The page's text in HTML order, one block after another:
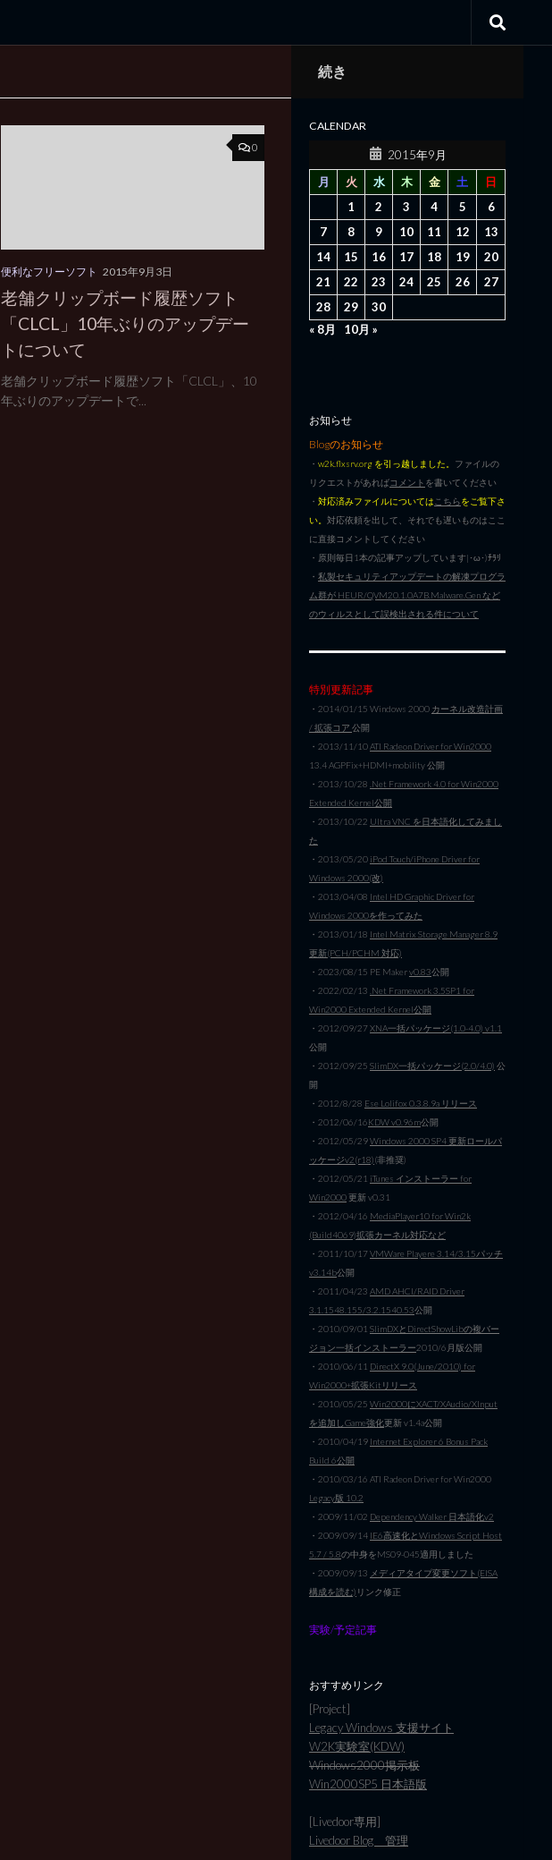
0
便利なフリーソフト 2015年9月3日
老舗クリップボード履歴ソフト
「CLCL」10年ぶりのアップデー
トについて
老舗クリップボード履歴ソフト「CLCL」、10
年ぶりのアップデートで...
続き
CALENDAR
2015年9月
月
火 水 木 金 土
日
1
2 3 4 5
6
7
8 9 10 11 12
13
14
15 16 17 18 19
20
21
22 23 24 25 26
27
28
29
30
« 8月
10月 »
お知らせ
Blogのお知らせ
・ w2k.flxsrv.org を引っ越しました。 ファイルの
リクエストがあればコメント を書いてください
・ 対応済みファイルについては こちらをご覧下さ
い。 対応依頼を出して、それでも遅いものはここ
に直接コメントしてください
・原則毎日1本の記事アップしています|･ω･)ﾁﾗﾘ
・ 私製セキュリティアップデートの解凍プログラ
ム群が HEUR/QVM20.1.0A7B.Malware.Gen など
のウィルスとして誤検出される件について
特別更新記事
・2014/01/15 Windows 2000 カーネル改造計画
/ 拡張コア 公開
・2013/11/10ATI Radeon Driver for Win2000
13.4 AGPFix+HDMI+mobility 公開
・2013/10/28 .Net Framework 4.0 for Win2000
Extended Kernel公開
・2013/10/22 Ultra VNC を日本語化してみまし
た
・2013/05/20 iPod Touch/iPhone Driver for
Windows 2000(改)
・2013/04/08 Intel HD Graphic Driver for
Windows 2000を作ってみた
・2013/01/18 Intel Matrix Storage Manager 8.9
更新(PCH/PCHM 対応)
・2023/08/15 PE Makerv0.83公開
・2022/02/13 .Net Framework 3.5SP1 for
Win2000 Extended Kernel公開
・2012/09/27XNA一括パッケージ(1.0-4.0) v1.1
公開
・2012/09/25 SlimDX一括パッケージ(2.0/4.0) 公
開
・2012/8/28 Ese Lolifox 0.3.8.9a リリース
・2012/06/16KDW v0.96m公開
・2012/05/29Windows 2000 SP4 更新ロールパ
ッケージv2(r18)(非推奨)
・2012/05/21 iTunes インストーラー for
Win2000更新 v0.31
・2012/04/16 MediaPlayer10 for Win2k
(Build4069)拡張カーネル対応など
・2011/10/17VMWare Playere 3.14/3.15パッチ
v3.14b公開
・2011/04/23 AMD AHCI/RAID Driver
3.1.1548.155/3.2.1540.53公開
・2010/09/01 SlimDXとDirectShowLibの複バー
ジョン一括インストーラー2010/6月版公開
・2010/06/11 DirectX 9.0(June/2010) for
Win2000+拡張Kitリリース
・2010/05/25 Win2000にXACT/XAudio/XInput
を追加しGame強化更新 v1.4a公開
・2010/04/19 Internet Explorer 6 Bonus Pack
Build 6公開
・2010/03/16 ATI Radeon Driver for Win2000
Legacy版 10.2
・2009/11/02 Dependency Walker 日本語化v2
・2009/09/14 IE6高速化とWindows Script Host
5.7 / 5.8の中身をMS09-045適用しました
・2009/09/13 メディアタイプ変更ソフト(EISA
構成を読む) リンク修正
実験/予定記事
おすすめリンク
[Project]
Legacy Windows 支援サイト
W2K実験室(KDW)
Windows2000掲示板
Win2000SP5 日本語版
[Livedoor専用]
Livedoor Blog 管理